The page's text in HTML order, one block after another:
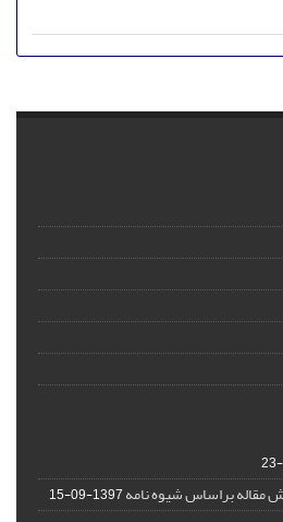
مقاله براساس شیوه نامه1397-09-15